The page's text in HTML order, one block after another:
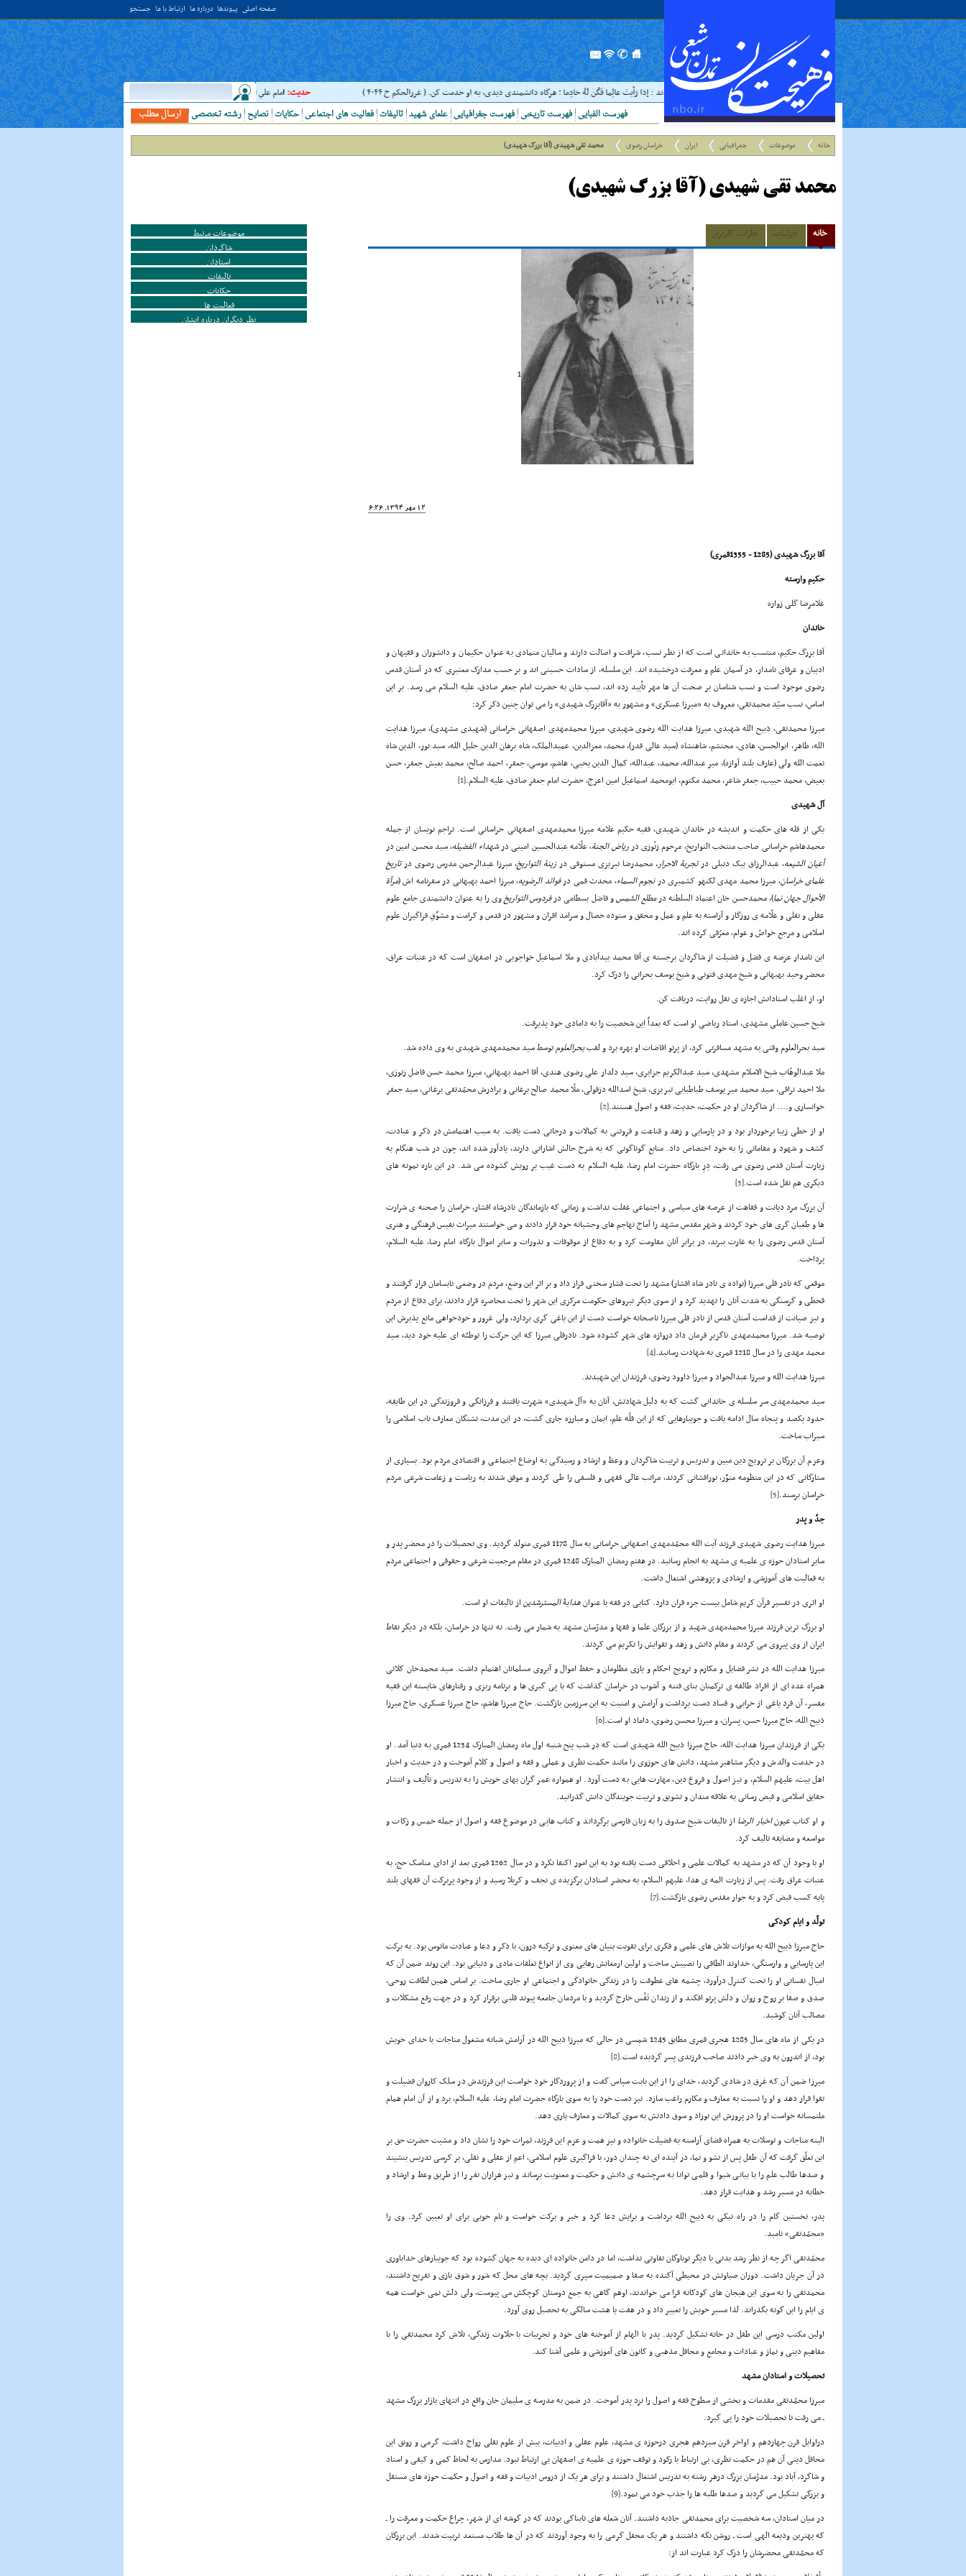
صفحه اصلی پیوندها درباره ما ارتباط با ما جستجو
حدیث: امام علي عليه السلام فرمودند : إذا رَأيتَ عالِما فَکُن لَهُ خادِما ؛ هرگاه دانشمندى ديدى، به او خدمت کن. ( غررالحکم ح ۴۰۴۴ )
امام علي (عليه السلام) فرمودند: النَّظرُ إلي العَالِم أحبُّ إلَي الله مِن اعتکافِ سَنَهٍ فِي
ارسال مطلب
رشته تخصصی نصایح حکایات فعالیت های اجتماعی تالیفات علمای شهید فهرست جغرافیایی فهرست تاریخی فهرست الفبایی
خانه موضوعات جغرافیایی ایران خراسان رضوی محمد تقی شهیدی (آقا بزرگ شهیدی)
محمد تقی شهیدی (آقا بزرگ شهیدی)
خانه جزئیات نظرات کاربران
1
12 مهر 1394, 16:26
آقا بزرگ شهیدی(1285 - 1355قمری)
حکیم وارسته
غلامرضا گلی زواره
خاندان
آقا بزرگ حکیم، منتسب به خاندانی است که از نظر نسب، شرافت و اصالت دارند و سالیان متمادی به عنوان حکیمان و دانشوران و فقیهان و
ادیبان و عرفای نامدار، در آسمان علم و معرفت درخشیده اند. این سلسله، از سادات حسینی اند و بر حسب مدارک معتبری که در آستان قدس
رضوی موجود است و نسب شناسان بر صحت آن ها مهر تأیید زده اند، نسب شان به حضرت امام جعفر صادق، علیه السلام می رسد. بر این
اساس، نسب سیّد محمدتقی، معروف به «میرزا عسکری» و مشهور به «آقابزرگ شهیدی» را می توان چنین ذکر کرد:
میرزا محمدتقی، ذبیح الله شهیدی، میرزا هدایت الله رضوی شهیدی، میرزا محمدمهدی اصفهانی خراسانی (شهیدی مشهدی)، میرزا هدایت
الله، طاهر، ابوالحسن، هادی، محتشم، شاهنشاه (سید عالی قدر)، محمد، معزالدین، عمیدالملک، شاه برهان الدین خلیل الله، سید نور، الدین شاه
نعمت الله ولی (عارف بلند آوازه)، میر عبدالله، محمد، عبدالله، کمال الدین یحیی، هاشم، موسی، جعفر، احمد صالح، محمد بغیش جعفر، حسن
بغیض، محمد حبیب، جعفر شاعر، محمد مکتوم، ابومحمد اسماعیل امین اعرج، حضرت امام جعفر صادق، علیه السلام.[1]
آل شهیدی
یکی از قله های حکمت و اندیشه در خاندان شهیدی، فقیه حکیم علامه میرزا محمدمهدی اصفهانی خراسانی است. تراجم نویسان از جمله
محمدهاشم خراسانی صاحب منتخب التواریخ، مرحوم زنّوزی درریاض الجنة، علّامه عبدالحسین امینی درشهداء الفضیله، سید محسن امین در
أعیان الشیعه، عبدالرزاق بیک دنبلی درتجربة الاحرار، محمدرضا تبریزی مستوفی در زینة التواریخ، میرزا عبدالرحمن مدرس رضوی درتاریخ
علمای خراسان، میرزا محمد مهدی لکنهو کشمیری درنجوم السماء، محدث قمی درفوائد الرضویه، میرزا احمد بهبهانی در سفرنامه اش (مرآة
الأحوال جهان نما)، محمدحسن خان اعتماد السلطنه درمطلع الشمسو فاضل بسطامی درفردوس التواریخوی را به عنوان دانشمندی جامع علوم
عقلی و نقلی و علّامه ی روزگار و آراسته به علم و عمل و محقق و ستوده خصال و سرامد اقران و مشهور در قدس و کرامت و مشوِّقِ فراگیران علوم
اسلامی و مرجع خواصّ و عوام، معرّفی کرده اند.
این نامدار عرصه ی فضل و فضیلت از شاگردان برجسته ی آقا محمد بیدآبادی و ملا اسماعیل خواجویی در اصفهان است که در عتبات عراق،
محضر وحید بهبهانی و شیخ مهدی فتونی و شیخ یوسف بحرانی را درک کرد.
او، از اغلب استادانش اجازه ی نقل روایت، دریافت کن.
شیخ حسین عاملی مشهدی، استاد ریاضی او است که بعداً این شخصیت را به دامادی خود پذیرفت.
سید بحرالعلوم وقتی به مشهد مسافرتی کرد، از پرتو افاضات او بهره برد و لقببحرالعلومتوسط سید محمدمهدی شهیدی به وی داده شد.
ملا عبدالوهّاب شیخ الاسلام مشهدی، سید عبدالکریم جزایری، سید دلدار علی رضوی هندی، آقا احمد بهبهانی، میرزا محمد حسن فاضل زنوزی،
ملا احمد نراقی، سید محمد میر یوسف طباطبایی تبریزی، شیخ اسدالله دزفولی، ملّا محمد صالح برغانی و برادرش محمّدتقی برغانی، سید جعفر
خوانساری و.... از شاگردان او در حکمت، حدیث، فقه و اصول هستند.[2]
او از خطی زیبا برخوردار بود و در پارسایی و زهد و قناعت و فروتنی به کمالات و درجاتی دست یافت. به سبب اهتمامش در ذکر و عبادت،
کشف و شهود و مقاماتی را به خود اختصاص داد. منابع گوناگونی که به شرح حالش اشاراتی دارند، یادآور شده اند، چون در شب هنگام به
زیارت آستان قدس رضوی می رفت، دِرِ بارگاه حضرت امام رضا، علیه السلام به دست غیب بر رویش گشوده می شد. در این باره نمونه های
دیگری هم نقل شده است.[3]
آن بزرگ مرد دیانت و فقاهت از عرصه های سیاسی و اجتماعی غفلت نداشت و زمانی که بازماندگان نادرشاه افشار، خراسان را صحنه ی شرارت
ها و طغیان گری های خود کردند و شهر مقدس مشهد را آماج تهاجم های وحشیانه خود قرار دادند و می خواستند میراث نفیس فرهنگی و هنری
آستان قدس رضوی را به غارت ببرند، در برابر آنان مقاومت کرد و به دفاع از موقوفات و نذورات و سایر اموال بارگاه امام رضا، علیه السلام،
پرداخت.
موقعی که نادر قلی میرزا (نواده ی نادر شاه افشار) مشهد را تحت فشار سختی قرار داد و بر اثر این وضع، مردم در وضعی نابسامان قرار گرفتند و
قحطی و گرسنگی به شدت آنان را تهدید کرد و از سوی دیگر نیروهای حکومت مرکزی این شهر را تحت محاصره قرار دادند، برای دفاع از مردم
و نیز صیانت از قداست آستان قدس از نادر قلی میرزا ناصحانه خواست دست از این یاغی گری بردارد، ولی غرور و خودخواهی مانع پذیرش این
توصیه شد. میرزا محمدمهدی ناگزیر فرمان داد دروازه های شهر گشوده شود. نادرقلی میرزا که این حرکت را توطئه ای علیه خود دید، سید
محمد مهدی را در سال 1218 قمری به شهادت رسانید.
[4]
میرزا هدایت الله و میرزا عبدالجواد و میرزا داوود رضوی، فرزندان این شهیدند.
سید محمدمهدی سر سلسله ی خاندانی گشت که به دلیل شهادتش، آنان به «آل شهیدی» شهرت یافتند و فرزانگی و فروزندگی در این طایفه،
حدود یکصد و پنجاه سال ادامه یافت و جویبارهایی که از این قلّه علم، ایمان و مبارزه جاری گشت، در این مدت، تشنگان معارف ناب اسلامی را
سیراب ساخت.
وعزم آن بزرگان بر ترویج دین مبین و تدریس و تربیت شاگردان و وعظ و ارشاد و رسیدگی به اوضاع اجتماعی و اقتصادی مردم بود. بسیاری از
ستارگانی که در این منظومه منوَّر، نورافشانی کردند، مراتب عالی فقهی و فلسفی را طی کردند و موفق شدند به ریاست و زعامت شرعی مردم
خراسان برسند.[5]
جدّ و پدر
میرزا هدایت رضوی شهیدی فرزند آیت الله محمّدمهدی اصفهانی خراسانی به سال 1178 قمری متولد گردید. وی تحصیلات را در محضر پدر و
سایر استادان حوزه ی علمیه ی مشهد به انجام رسانید. در هفتم رمضان المبارک 1248 قمری در مقام مرجعیت شرعی و حقوقی و اجتماعی مردم
به فعالیت های آموزشی و ارشادی و پژوهشی اشتغال داشت.
او اثری در تفسیر قرآن کریم شامل بیست جزء قران دارد. کتابی در فقه با عنوانهدایۀالمسترشدین از تالیفات او است.
او بزرگ ترین فرزند میرزا محمدمهدی شهید و از بزرگان علما و فقها و مدرّسان مشهد به شمار می رفت. نه تنها در خراسان، بلکه در دیگر نقاط
ایران از وی پیروی می کردند و مقام دانش و زهد و تقوایش را تکریم می کردند.
میرزا هدایت الله در نشر فضایل و مکارم و ترویج احکام و یاری مظلومان و حفظ اموال و آبروی مسلمانان اهتمام داشت. سید محمدخان کلاتی
همراه عده ای از افراد طائفه ی ترکمنان بنای فتنه و آشوب در خراسان گذاشت که با پی گیری ها و برنامه ریزی و رفتارهای شایسته این فقیه
مفسر، آن فرد یاغی از خرابی و فساد دست برداشت و آرامش و امنیت به این سرزمین بازگشت. حاج میرزا هاشم، حاج میرزا عسکری، حاج میرزا
ذبیح الله، حاج میرزا حسن، پسران، و میرزا محسن رضوی، داماد او است.[6]
یکی از فرزندان میرزا هدایت الله، حاج میرزا ذبیح الله شهیدی است که در شب پنج شنبه اول ماه رمضان المبارک 1234 قمری به دنیا آمد. او
در خدمت والدش و دیگر مشاهیر مشهد، دانش های حوزوی را مانند حکمت نظری و عملی و فقه و اصول و کلام آموخت و در حدیث و اخبار
اهل بیت، علیهم السلام، و نیز اصول و فروع دین، مهارت هایی به دست آورد. او همواره عمر گران بهای خویش را به تدریس و تألیف و انتشار
حقایق اسلامی و فیض رسانی به علاقه مندان و تشویق و تربیت جویندگان دانش گذرانید.
و او کتاب عیون اخبار الرضا از تالیفات شیخ صدوق را به زبان فارسی برگرداند و کتاب هایی در موضوع فقه و اصول از جمله خمس و زکات و
مواسعه و مضایقه تالیف کرد.
او با وجود آن که در مشهد به کمالات علمی و اخلاقی دست یافته بود به این امور اکتفا نکرد و در سال 1262 قمری بعد از ادای مناسک حج، به
عتبات عراق رفت. پس از زیارت ائمه ی هدا، علیهم السلام، به محضر استادان برگزیده ی نجف و کربلا رسید و از وجود پربرکت آن فقهای بلند
پایه کسب فیض کرد و به جوار مقدس رضوی بازگشت.[7]
تولّد و ایام کودکی
حاج میرزا ذبیح الله به موازات تلاش های علمی و فکری برای تقویت بنیان های معنوی و تزکیه درون، با ذکر و دعا و عبادت مانوس بود. به برکت
این پارسایی و وارستگی، خداوند الطافی را نصیبش ساخت و اولین ارمغانش رهایی وی از انواع تعلقات مادی و دنیایی بود. این روند ضمن آن که
امیال نفسانی او را تحت کنترل درآورد، چشمه های عطوفت را در زندگی خانوادگی و اجتماعی او جاری ساخت. بر اساس همین لطافت روحی،
صدق و صفا بر روح و روان و دلش پرتو افکند و از زندان نَفْس خارج گردید و با مردمان جامعه پیوند قلبی برقرار کرد و در جهت رفع مشکلات و
مصائب آنان کوشید.
در یکی از ماه های سال 1285 هجری قمری مطابق 1245 شمسی در حالی که میرزا ذبیح الله در آرامش شبانه مشغول مناجات با خدای خویش
بود، از اندرون به وی خبر دادند صاحب فرزندی پسر گردیده است.[8]
میرزا ضمن آن که غرق در شادی گردید، خدای را از این بابت سپاس گفت و از پروردگار خود خواست این فرزندش در سلک کاروان فضیلت و
تقوا قرار دهد و او را نسبت به معارف و مکارم راغب سازد. نیز دست خود را به سوی بارگاه حضرت امام رضا، علیه السلام، برد و از آن امام همام
ملتمسانه خواست او را در پرورش این نوزاد و سوق دادنش به سوی کمالات و معارف یاری دهد.
البته مناجات و توسلات به همراه فضای آراسته به فضیلت خانواده و نیز همت و عزم این فرزند، ثمرات خود را نشان داد و مشیت حضرت حق بر
این تعلّق گرفت که آن طفل پس از نشو و نما، در آینده ای نه چندان دور، با فراگیری علوم اسلامی، اعم از عقلی و نقلی، بر کرسی تدریس بنشیند
و صدها طالب علم را با بیانی شیوا و قلمی توانا به سرچشمه ی دانش و حکمت و معنویت برساند و نیز هزاران نفر را از طریق وعظ و ارشاد و
خطابه در مسیر رشد و هدایت قرار دهد.
پدر، نخستین گام را در راه نیکی به ذبیح الله برداشت و برایش دعا کرد و خیر و برکت خواست و نام خوبی برای او تعیین کرد. وی را
«محمّدتقی» نامید.
محمّدتقی اگر چه از نظر رشد بدنی با دیگر نوباوگان تفاوتی نداشت، اما در دامن خانواده ای دیده به جهان گشوده بود که جویبارهای خداباوری
در آن جریان داشت. دوران صباوتش در محیطی آکنده به صفا و صمیمیت سپری گردید. بچه های محل که شور و شوق بازی و تفریح داشتند،
محمدتقی را به سوی این هیجان های کودکانه فرا می خواندند، اوهم گاهی به جمع دوستان کوچکش می پیوست، ولی دلش نمی خواست همه
ی ایام را این گونه بگذراند. لذا مسیر خویش را تغییر داد و در هفت یا هشت سالگی به تحصیل روی آورد.
اولین مکتب درسی این طفل در خانه تشکیل گردید. پدر با الهام از آموخته های خود و تجربیات با حلاوت زندگی، تلاش کرد محمدتقی را با
مفاهیم دینی و نماز و عبادات و مجامع و محافل مذهبی و کانون های آموزشی و علمی آشنا کند.
تحصیلات و استادان مشهد
میرزا محمّدتقی مقدمات و بخشی از سطوح فقه و اصول را نزد پدر آموخت. در ضمن به مدرسه ی سلیمان خان واقع در انتهای بازار بزرگ مشهد
ـ می رفت تا تحصیلات خود را پی گیرد.
دراوایل قرن چهاردهم و اواخر قرن سیزدهم هجری درحوزه ی مشهد، علوم عقلی و ادبیات، بیش از علوم نقلی رواج داشت، گرمی و رونق این
محافل دینی آن هم در حکمت نظری، بی ارتباط با رکود و توقف حوزه ی علمیه ی اصفهان بی ارتباط نبود. مدارس به لحاظ کمی و کیفی و استاد
و شاگرد، آباد بود. مدرّسان بزرگ درهر رشته به تدریس اشتغال داشتند و برای هر یک از دروس ادبیات و فقه و اصول و حکمت حوزه های مستقل
و بزرگی تشکیل می گردید و صدها طلبه ها را جذب خود می نمود.[9]
در میان استادان، سه شخصیت برای محمدتقی جاذبه داشتند. آنان شعله های تابناکی بودند که در گوشه ای از شهر، چراغ حکمت و معرفت را ـ
که بهترین ودیعه الهی است ـ روشن نگه داشتند و هر یک محفل گرمی را به وجود آوردند که در آن ها طلاب مستعد تربیت شدند. این بزرگان
که محمّدتقی محضرشان را درک کرد عبارت اند از:
موضوعات مرتبط
شاگردان
استادان
تالیفات
حکایات
فعالیت ها
نظر دیگران درباره ایشان